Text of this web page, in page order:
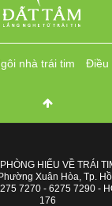
nhà trái tim Điều
HIỂU VỀ TRÁI
Xuân Hòa, Tp.
7270 - 6275 7290 -
176